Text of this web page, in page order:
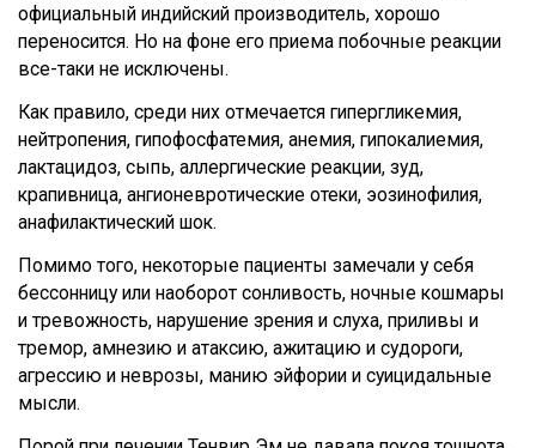
официальный индийский производитель, хорошо
переносится. Но на фоне его приема побочные реакции
все-таки не исключены.
Как правило, среди них отмечается гипергликемия,
нейтропения, гипофосфатемия, анемия, гипокалиемия,
лактацидоз, сыпь, аллергические реакции, зуд,
крапивница, ангионевротические отеки, эозинофилия,
анафилактический шок.
Помимо того, некоторые пациенты замечали у себя
бессонницу или наоборот сонливость, ночные кошмары
и тревожность, нарушение зрения и слуха, приливы и
тремор, амнезию и атаксию, ажитацию и судороги,
агрессию и неврозы, манию эйфории и суицидальные
мысли.